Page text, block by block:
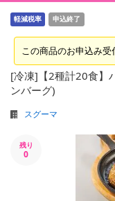
軽減税率 申込終了
この商品のお申込み受
[冷凍]【2種計20食】
ンバーグ)
スグーマ
残り
0